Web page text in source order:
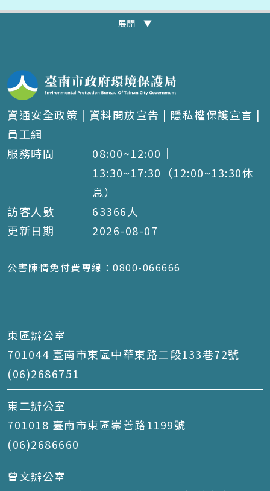
展開 ▼
資通安全政策 | 資料開放宣告 | 隱私權保護宣言 |
員工網
服務時間
08:00~12:00｜
13:30~17:30（12:00~13:30休
息）
訪客人數
63366 人
更新日期
2026-08-07
公害陳情免付費專線：0800-066666
東區辦公室
701044 臺南市東區中華東路二段133巷72號
(06)2686751
東二辦公室
701018 臺南市東區崇善路1199號
(06)2686660
曾文辦公室